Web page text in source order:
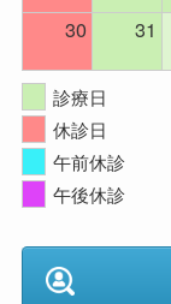
30
31
診療日
休診日
午前休診
午後休診